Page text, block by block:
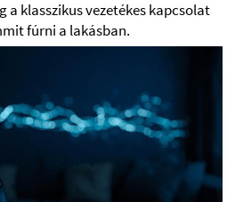
a klasszikus vezetékes kapcsolat
fúrni a lakásban.